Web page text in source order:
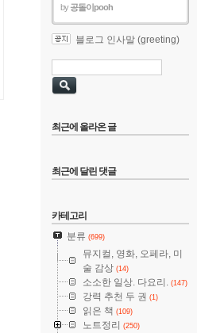
by공돌이pooh
블로그 인사말 (greeting)
최근에 올라온 글
최근에 달린 댓글
카테고리
분류 (699)
뮤지컬, 영화, 오페라, 미
술 감상 (14)
소소한 일상. 다요리. (147)
강력 추천 두 권 (1)
읽은 책 (109)
노트정리 (250)